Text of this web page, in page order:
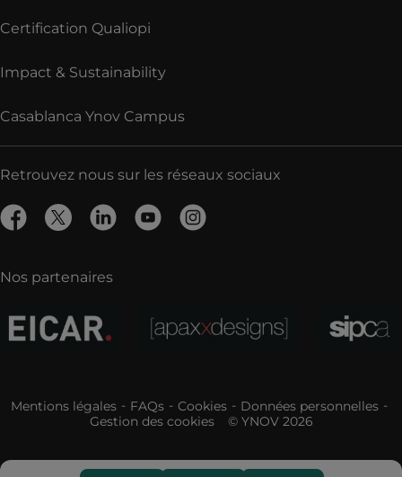
Certification Qualiopi
Impact & Sustainability
Casablanca Ynov Campus
Retrouvez nous sur les réseaux sociaux
Nos partenaires
Mentions légales FAQs Cookies
Données personnelles
Gestion des cookies
© YNOV 2026